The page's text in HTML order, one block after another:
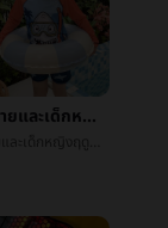
เด็กเด็กชายและเด็กหญิงฤดูร้อน2023ใหม่แยกสามารถAiboสมบัติส้มปลาฉลามชุดว่ายน้ำครีมกันแดดความเร็วแห้งในเด็กๆ